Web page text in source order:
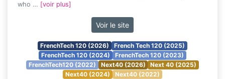
who … [voir plus]
Voir le site
FrenchTech 120 (2026)
French Tech 120 (2025)
FrenchTech 120 (2024)
FrenchTech 120 (2023)
FrenchTech120 (2022)
Next40 (2026)
Next 40 (2025)
Next40 (2024)
Next40 (2022)